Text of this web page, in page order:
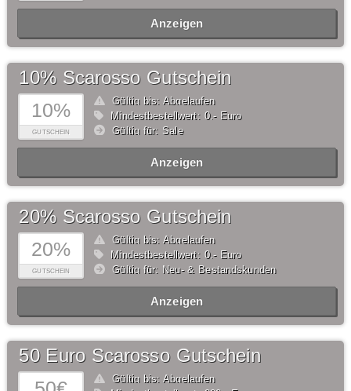
Anzeigen
10%
GUTSCHEIN
10% Scarosso Gutschein
Gültig bis: Abgelaufen
Mindestbestellwert: 0,- Euro
Gültig für: Sale
Anzeigen
20%
GUTSCHEIN
20% Scarosso Gutschein
Gültig bis: Abgelaufen
Mindestbestellwert: 0,- Euro
Gültig für: Neu- & Bestandskunden
Anzeigen
50 Euro Scarosso Gutschein
Gültig bis: Abgelaufen